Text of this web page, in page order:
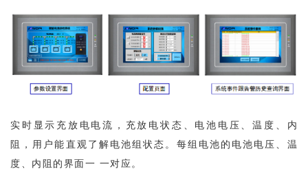
实时显示充放电电流，充放电状态、电池电压、温度、内
阻，用户能直观了解电池组状态。每组电池的电池电压、温
度、内阻的界面一 一对应。